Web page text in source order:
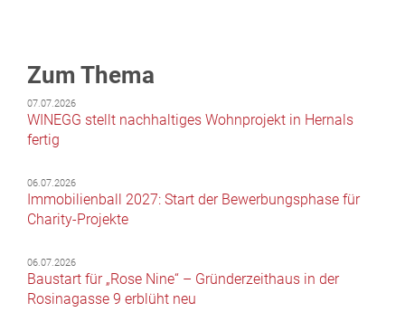
Zum Thema
07.07.2026
WINEGG stellt nachhaltiges Wohnprojekt in Hernals
fertig
06.07.2026
Immobilienball 2027: Start der Bewerbungsphase für
Charity-Projekte
06.07.2026
Baustart für „Rose Nine“ – Gründerzeithaus in der
Rosinagasse 9 erblüht neu